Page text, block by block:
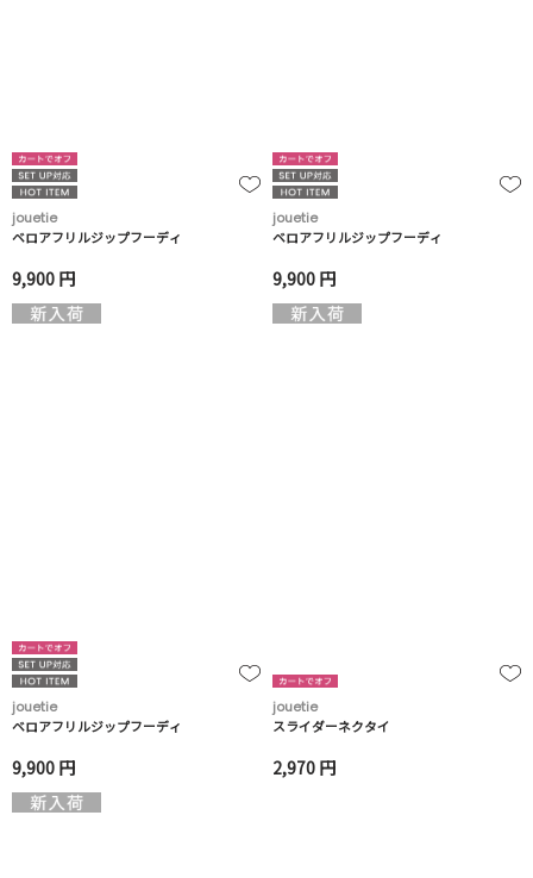
jouetie
ベロアフリルジップフーディ
9,900 円
jouetie
ベロアフリルジップフーディ
9,900 円
jouetie
ベロアフリルジップフーディ
9,900 円
jouetie
スライダーネクタイ
2,970 円